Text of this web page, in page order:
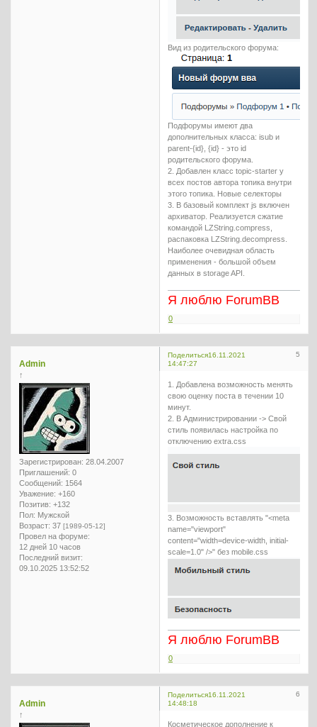
Вид из родительского форума:
Подфорумы имеют два
дополнительных класса: isub и
parent-{id}, {id} - это id
родительского форума.
2. Добавлен класс topic-starter у
всех постов автора топика внутри
этого топика. Новые селекторы
3. В базовый комплект js включен
архиватор. Реализуется сжатие
командой LZString.compress,
распаковка LZString.decompress.
Наиболее очевидная область
применения - большой объем
данных в storage API.
Я люблю ForumBB
0
Поделиться 5
16.11.2021
14:47:27
Admin
↑
Зарегистрирован: 28.04.2007
Приглашений: 0
Сообщений: 1564
Уважение: +160
Позитив: +132
Пол: Мужской
Возраст: 37 [1989-05-12]
Провел на форуме:
12 дней 10 часов
Последний визит:
09.10.2025 13:52:52
1. Добавлена возможность менять
свою оценку поста в течении 10
минут.
2. В Администрировании -> Свой
стиль появилась настройка по
отключению extra.css
3. Возможность вставлять "<meta
name="viewport"
content="width=device-width, initial-
scale=1.0" />" без mobile.css
Я люблю ForumBB
0
Поделиться 6
16.11.2021
14:48:18
Admin
↑
Косметическое дополнение к